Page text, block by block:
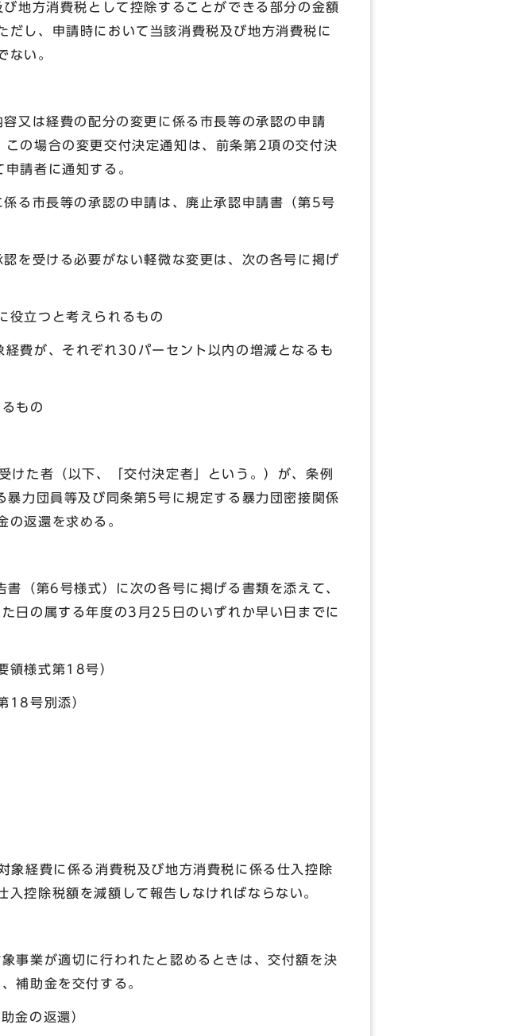
地方消費税として控除することができる部分の金額
し、申請時において当該消費税及び地方消費税に
ない。
は経費の配分の変更に係る市長等の承認の申請
の場合の変更交付決定通知は、前条第2項の交付決
請者に通知する。
市長等の承認の申請は、廃止承認申請書（第5号
受ける必要がない軽微な変更は、次の各号に掲げ
立つと考えられるもの
が、それぞれ30パーセント以内の増減となるも
もの
た者（以下、「交付決定者」という。）が、条例
力団員等及び同条第5号に規定する暴力団密接関係
の返還を求める。
（第6号様式）に次の各号に掲げる書類を添えて、
日の属する年度の3月25日のいずれか早い日までに
領様式第18号）
18号別添）
経費に係る消費税及び地方消費税に係る仕入控除
控除税額を減額して報告しなければならない。
業が適切に行われたと認めるときは、交付額を決
補助金を交付する。
金の返還）